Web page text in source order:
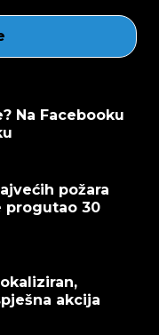
Na Facebooku
požara
progutao 30
akcija